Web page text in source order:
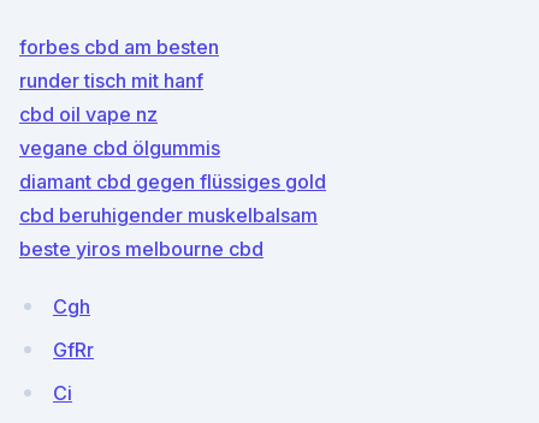
forbes cbd am besten
runder tisch mit hanf
cbd oil vape nz
vegane cbd ölgummis
diamant cbd gegen flüssiges gold
cbd beruhigender muskelbalsam
beste yiros melbourne cbd
Cgh
GfRr
Ci